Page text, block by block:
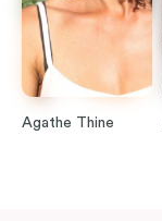
Agathe Thine